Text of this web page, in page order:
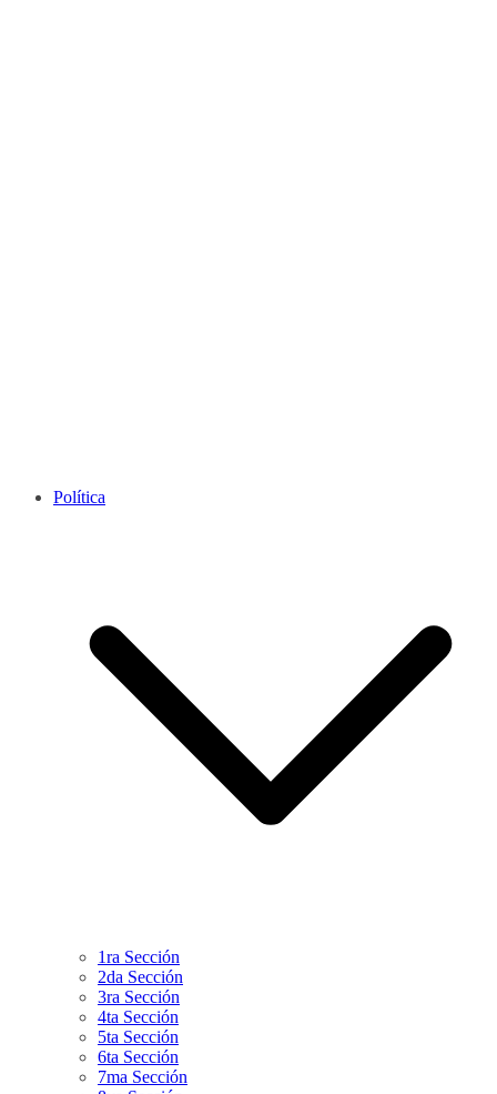
Política
1ra Sección
2da Sección
3ra Sección
4ta Sección
5ta Sección
6ta Sección
7ma Sección